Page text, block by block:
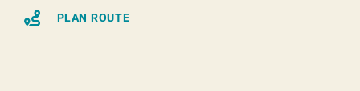
PLAN ROUTE